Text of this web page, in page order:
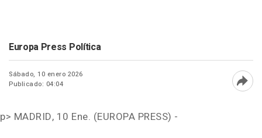
Europa Press Política
Sábado, 10 enero 2026
Publicado: 04:04
p> MADRID, 10 Ene. (EUROPA PRESS) -